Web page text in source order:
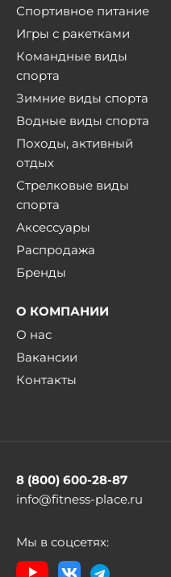
Спортивное питание
Игры с ракетками
Командные виды
спорта
Зимние виды спорта
Водные виды спорта
Походы, активный
отдых
Стрелковые виды
спорта
Аксессуары
Распродажа
Бренды
О КОМПАНИИ
О нас
Вакансии
Контакты
8 (800) 600-28-87
info@fitness-place.ru
Мы в соцсетях: